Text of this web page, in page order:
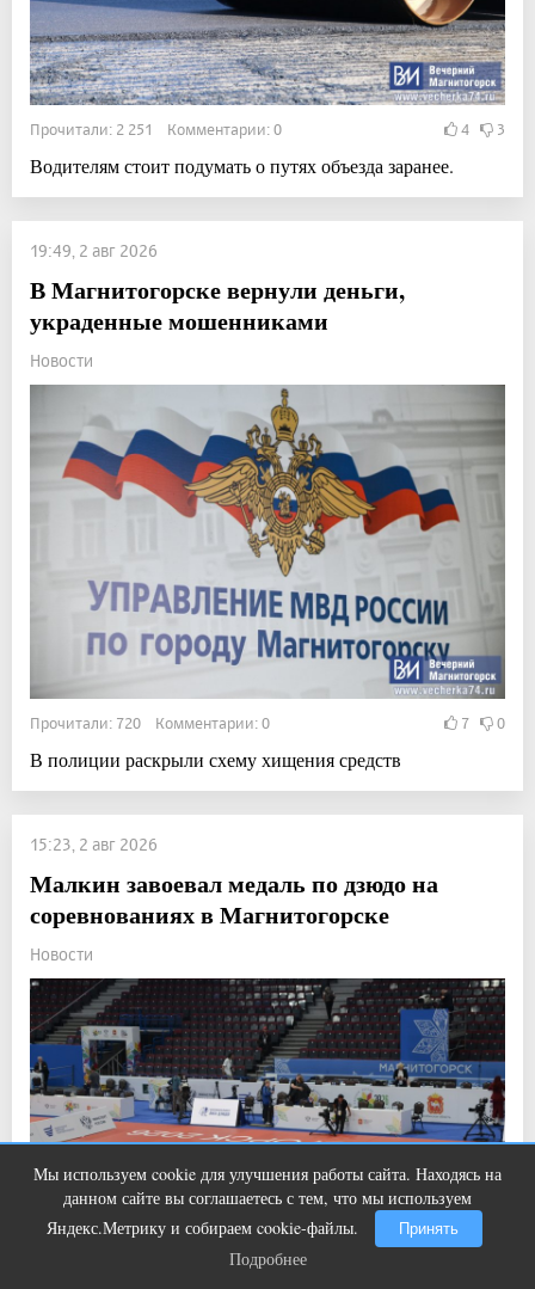
Прочитали: 2 251 Комментарии: 0 4 3
Водителям стоит подумать о путях объезда заранее.
19:49, 2 авг 2026
В Магнитогорске вернули деньги,
украденные мошенниками
Новости
Прочитали: 720 Комментарии: 0 7 0
В полиции раскрыли схему хищения средств
15:23, 2 авг 2026
Малкин завоевал медаль по дзюдо на
соревнованиях в Магнитогорске
Новости
Мы используем cookie для улучшения работы сайта. Находясь на
данном сайте вы соглашаетесь с тем, что мы используем
Яндекс.Метрику и собираем cookie-файлы.
Принять
Подробнее
Ролик из Омска: вы будете смеяться
долго
Подробнее